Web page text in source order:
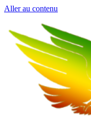
Aller au contenu